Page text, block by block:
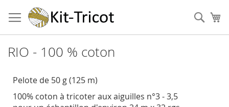
au
contenu
RIO - 100 % coton
Pelote de 50 g (125 m)
100% coton à tricoter aux aiguilles n°3 - 3,5